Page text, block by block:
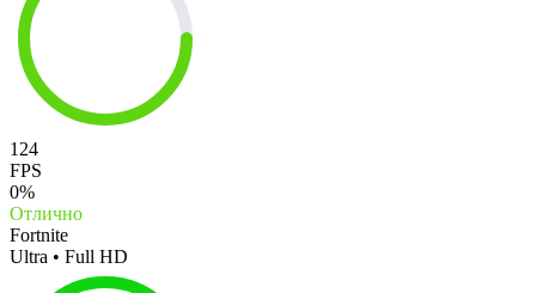
124
FPS
0%
Отлично
Fortnite
Ultra • Full HD